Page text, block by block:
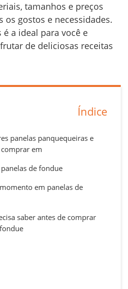
tamanhos e preços
os gostos e necessidades.
a ideal para você e
de deliciosas receitas
Índice
panelas panquequeiras e
em
de fondue
em panelas de
saber antes de comprar